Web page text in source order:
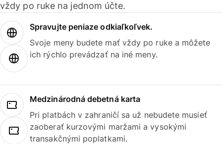
vždy po ruke na jednom účte.
Spravujte peniaze odkiaľkoľvek.
Svoje meny budete mať vždy po ruke a môžete
ich rýchlo prevádzať na iné meny.
Medzinárodná debetná karta
Pri platbách v zahraničí sa už nebudete musieť
zaoberať kurzovými maržami a vysokými
transakčnými poplatkami.